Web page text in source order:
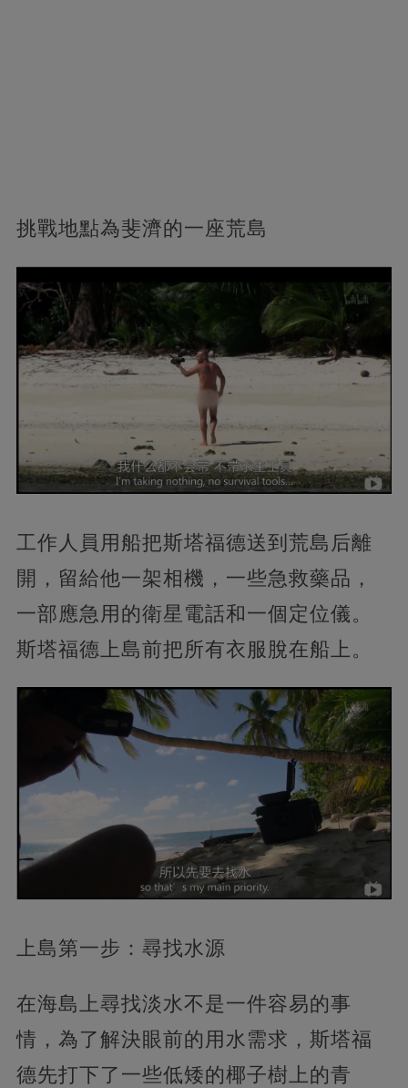
挑戰地點為斐濟的一座荒島
工作人員用船把斯塔福德送到荒島后離
開，留給他一架相機，一些急救藥品，
一部應急用的衛星電話和一個定位儀。
斯塔福德上島前把所有衣服脫在船上。
上島第一步：尋找水源
在海島上尋找淡水不是一件容易的事
情，為了解決眼前的用水需求，斯塔福
德先打下了一些低矮的椰子樹上的青